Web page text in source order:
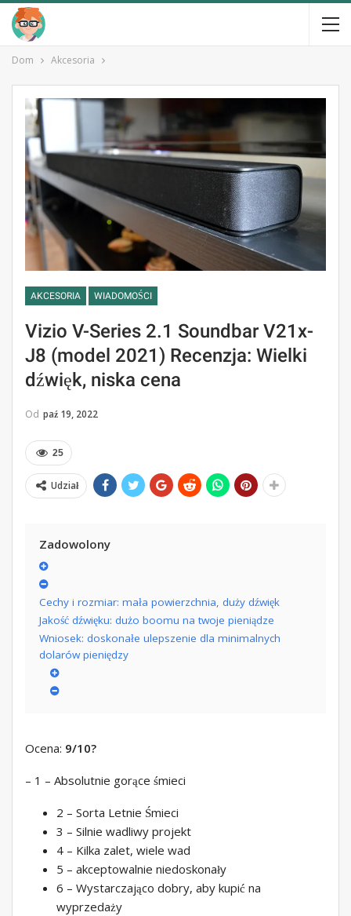
Dom Akcesoria
AKCESORIA WIADOMOŚCI
Vizio V-Series 2.1 Soundbar V21x-
J8 (model 2021) Recenzja: Wielki
dźwięk, niska cena
Od paź 19, 2022
25
Udział
Zadowolony
Cechy i rozmiar: mała powierzchnia, duży dźwięk
Jakość dźwięku: dużo boomu na twoje pieniądze
Wniosek: doskonałe ulepszenie dla minimalnych
dolarów pieniędzy
Ocena: 9/10?
– 1 – Absolutnie gorące śmieci
2 – Sorta Letnie Śmieci
3 – Silnie wadliwy projekt
4 – Kilka zalet, wiele wad
5 – akceptowalnie niedoskonały
6 – Wystarczająco dobry, aby kupić na
wyprzedaży